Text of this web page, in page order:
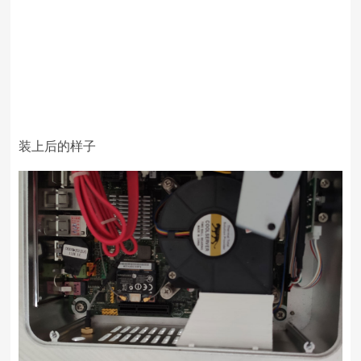
装上后的样子